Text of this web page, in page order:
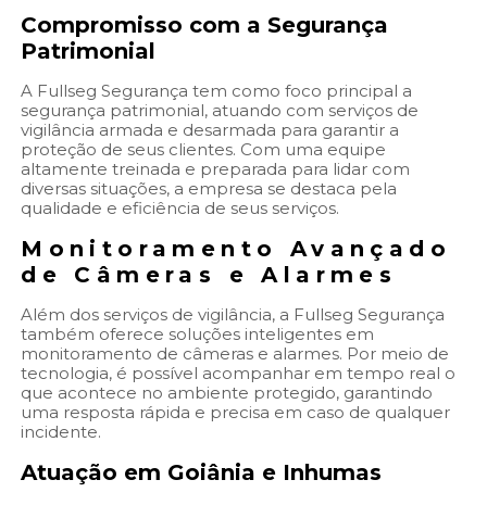
Compromisso com a Segurança
Patrimonial
A Fullseg Segurança tem como foco principal a
segurança patrimonial, atuando com serviços de
vigilância armada e desarmada para garantir a
proteção de seus clientes. Com uma equipe
altamente treinada e preparada para lidar com
diversas situações, a empresa se destaca pela
qualidade e eficiência de seus serviços.
Monitoramento Avançado
de Câmeras e Alarmes
Além dos serviços de vigilância, a Fullseg Segurança
também oferece soluções inteligentes em
monitoramento de câmeras e alarmes. Por meio de
tecnologia, é possível acompanhar em tempo real o
que acontece no ambiente protegido, garantindo
uma resposta rápida e precisa em caso de qualquer
incidente.
Atuação em Goiânia e Inhumas